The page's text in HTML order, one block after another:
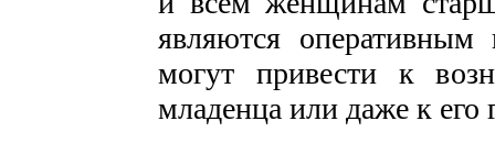
являются
могут привести к
младенца или даже к его